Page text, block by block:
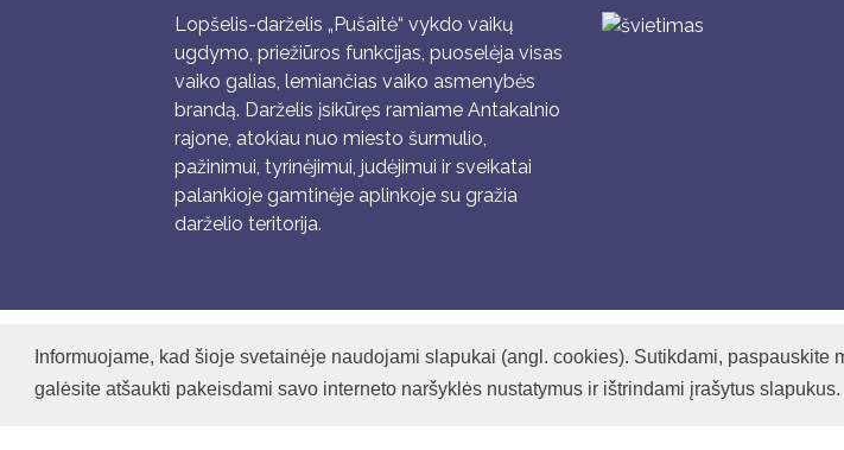
Informuojame, kad šioje svetainėje naudojami slapukai (angl. cookies). Sutikdami, paspauskite
galėsite atšaukti pakeisdami savo interneto naršyklės nustatymus ir ištrindami įrašytus slapukus.
Lopšelis-darželis „Pušaitė“ vykdo vaikų
ugdymo, priežiūros funkcijas, puoselėja visas
vaiko galias, lemiančias vaiko asmenybės
brandą. Darželis įsikūręs ramiame Antakalnio
rajone, atokiau nuo miesto šurmulio,
pažinimui, tyrinėjimui, judėjimui ir sveikatai
palankioje gamtinėje aplinkoje su gražia
darželio teritorija.
© 2020 Vilniaus lopšelis-darželis